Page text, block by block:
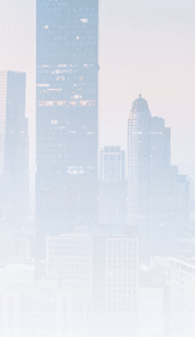
科脉钱鲸云
服务于泛零售连锁
款可定制化的SaaS
能化管理，助力连锁便利店
商超
智能供应链管控、业务移
理，助力商超行业效能全
数字化辅助管理、多元化
销，助力母婴行业多渠道获
智慧零售
智慧餐饮
智慧专卖
增值服务
查询
科脉
人才价值
人才招聘